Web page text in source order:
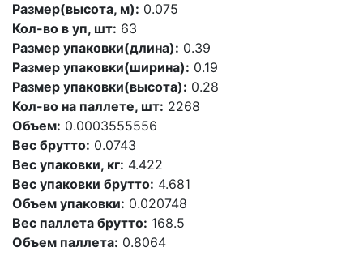
Размер(высота, м): 0.075
Кол-во в уп, шт: 63
Размер упаковки(длина): 0.39
Размер упаковки(ширина): 0.19
Размер упаковки(высота): 0.28
Кол-во на паллете, шт: 2268
Объем: 0.0003555556
Вес брутто: 0.0743
Вес упаковки, кг: 4.422
Вес упаковки брутто: 4.681
Объем упаковки: 0.020748
Вес паллета брутто: 168.5
Объем паллета: 0.8064